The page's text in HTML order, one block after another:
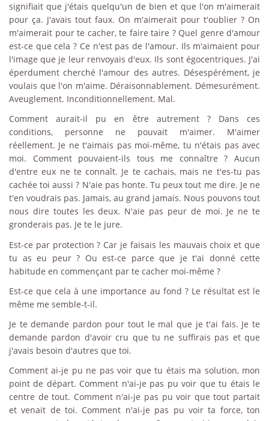
signifiait que j'étais quelqu'un de bien et que l'on m'aimerait
pour ça. J'avais tout faux. On m'aimerait pour t'oublier ? On
m'aimerait pour te cacher, te faire taire ? Quel genre d'amour
est-ce que cela ? Ce n'est pas de l'amour. Ils m'aimaient pour
l'image que je leur renvoyais d'eux. Ils sont égocentriques. J'ai
éperdument cherché l'amour des autres. Désespérément, je
voulais que l'on m'aime. Déraisonnablement. Démesurément.
Aveuglement. Inconditionnellement. Mal.
Comment aurait-il pu en être autrement ? Dans ces
conditions, personne ne pouvait m'aimer. M'aimer
réellement. Je ne t'aimais pas moi-même, tu n'étais pas avec
moi. Comment pouvaient-ils tous me connaître ? Aucun
d'entre eux ne te connaît. Je te cachais, mais ne t'es-tu pas
cachée toi aussi ? N'aie pas honte. Tu peux tout me dire. Je ne
t'en voudrais pas. Jamais, au grand jamais. Nous pouvons tout
nous dire toutes les deux. N'aie pas peur de moi. Je ne te
gronderais pas. Je te le jure.
Est-ce par protection ? Car je faisais les mauvais choix et que
tu as eu peur ? Ou est-ce parce que je t'ai donné cette
habitude en commençant par te cacher moi-même ?
Est-ce que cela à une importance au fond ? Le résultat est le
même me semble-t-il.
Je te demande pardon pour tout le mal que je t'ai fais. Je te
demande pardon d'avoir cru que tu ne suffirais pas et que
j'avais besoin d'autres que toi.
Comment ai-je pu ne pas voir que tu étais ma solution, mon
point de départ. Comment n'ai-je pas pu voir que tu étais le
centre de tout. Comment n'ai-je pas pu voir que tout partait
et venait de toi. Comment n'ai-je pas pu voir ta force, ton